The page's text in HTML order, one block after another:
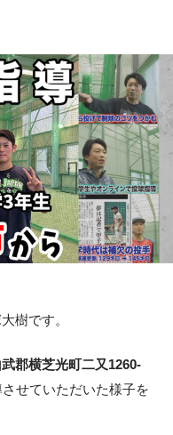
樹です。
武郡横芝光町二又1260-
せていただいた様子を